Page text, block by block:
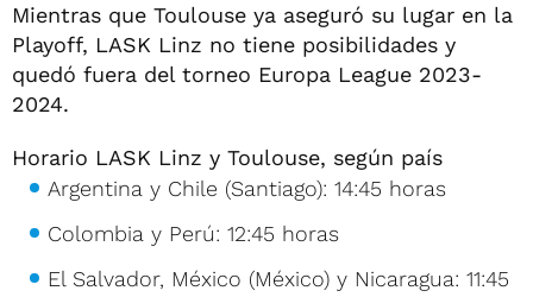
Mientras que Toulouse ya aseguró su lugar en la
Playoff, LASK Linz no tiene posibilidades y
quedó fuera del torneo Europa League 2023-
2024.
Horario LASK Linz y Toulouse, según país
Argentina y Chile (Santiago): 14:45 horas
Colombia y Perú: 12:45 horas
El Salvador, México (México) y Nicaragua: 11:45